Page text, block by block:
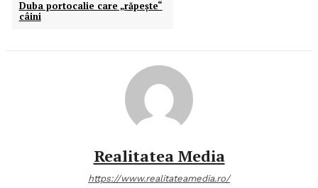
Duba portocalie care „răpeşte“
câini
Realitatea Media
https://www.realitateamedia.ro/